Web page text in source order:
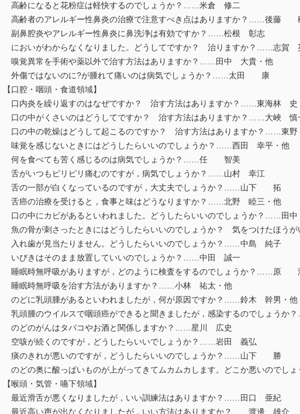
高齢になると花粉症は軽快するのでしょうか？……米倉 修二
高齢者のアレルギー性鼻炎の治療で注意すべき点はありますか？……後藤
副鼻腔炎やアレルギー性鼻炎に鼻洗浄は有効ですか？……松根 彰志
においがわからなくなりました。どうしてですか？ 治りますか？……志賀
嗅覚異常を手術や薬以外で治す方法はありますか？……田中 大貴・他
外傷ではないのに?が腫れて痛いのは病気でしょうか？……太田 康
【口腔・咽頭・食道領域】
口内炎を繰り返すのはなぜですか？ 治す方法はありますか？……東海林 史
口の中がくさいのはどうしてですか？ 治す方法はありますか？……大峽 慎
口の中の乾燥はどうして起こるのですか？ 治す方法はありますか？……東
味覚を感じないときにはどうしたらいいのでしょうか？……西田 幸平・他
何を食べても苦く感じるのは病気でしょうか？……任 智美
舌がいつもピリピリ痛むのですが，病気でしょうか？……山村 幸江
舌の一部が白くなっているのですが，大丈夫でしょうか？……山下 拓
舌癌の治療を受けると，食事と味はどうなりますか？……北野 睦三・他
口の中にカビがあるといわれました。どうしたらいいのでしょうか？……田
魚の骨が刺さったときにはどうしたらいいのでしょうか？ 気をつけたほ
入れ歯が見当たりません。どうしたらいいのでしょうか？……中島 純子
いびきはそのまま放置していいのでしょうか？……中田 誠一
睡眠時無呼吸がありますが，どのように検査をするのでしょうか？……原
睡眠時無呼吸を治す方法がありますか？……小林 祐太・他
のどに乳頭腫があるといわれましたが，何が原因ですか？……鈴木 幹男・他
乳頭腫のウイルスで咽頭癌ができると聞きましたが，感染するのでしょうか
のどのがんはタバコやお酒と関係しますか？……星川 広史
空咳が続くのですが，どうしたらいいでしょうか？……岩田 義弘
痰のきれが悪いのですが，どうしたらいいのでしょうか？……山下 勝
のどの奥に酸っぱいものが上がってきてムカムカします。どこか悪いので
【喉頭・気管・嚥下領域】
最近滑舌が悪くなりましたが，いい訓練法はありますか？……田口 亜紀
最近高い声が出なくなりましたが，いい方法はありますか？……渡邊 雄介